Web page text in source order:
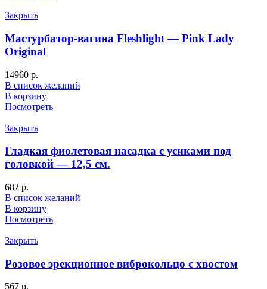
Закрыть
Мастурбатор-вагина Fleshlight — Pink Lady
Original
14960 р.
В список желаний
В корзину
Посмотреть
Закрыть
Гладкая фиолетовая насадка с усиками под
головкой — 12,5 см.
682 р.
В список желаний
В корзину
Посмотреть
Закрыть
Розовое эрекционное виброкольцо с хвостом
567 р.